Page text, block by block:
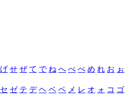
げ せ ぜ て で ね へ べ ぺ め れ お ぉ
セ ゼ テ デ ヘ ベ ペ メ レ オ ォ コ ゴ